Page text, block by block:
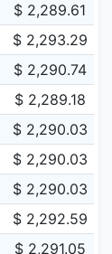
$ 2,289.61
$ 2,293.29
$ 2,290.74
$ 2,289.18
$ 2,290.03
$ 2,290.03
$ 2,290.03
$ 2,292.59
$ 2,291.05